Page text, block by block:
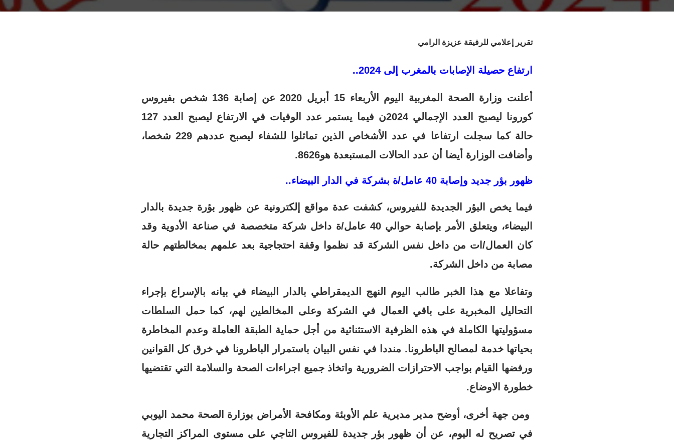
تقرير إعلامي للرفيقة عزيزة الرامي
ارتفاع حصيلة الإصابات بالمغرب إلى 2024..
أعلنت وزارة الصحة المغربية اليوم الأربعاء 15 أبريل 2020 عن إصابة 136 شخص بفيروس
كورونا ليصبح العدد الإجمالي 2024ن فيما يستمر عدد الوفيات في الارتفاع ليصبح العدد 127
حالة كما سجلت ارتفاعا في عدد الأشخاص الذين تماثلوا للشفاء ليصبح عددهم 229 شخصا،
وأضافت الوزارة أيضا أن عدد الحالات المستبعدة هو8626.
ظهور بؤر جديد وإصابة 40 عامل/ة بشركة في الدار البيضاء..
فيما يخص البؤر الجديدة للفيروس، كشفت عدة مواقع إلكترونية عن ظهور بؤرة جديدة بالدار
البيضاء، ويتعلق الأمر بإصابة حوالي 40 عامل/ة داخل شركة متخصصة في صناعة الأدوية وقد
كان العمال/ات من داخل نفس الشركة قد نظموا وقفة احتجاجية بعد علمهم بمخالطتهم حالة
مصابة من داخل الشركة.
وتفاعلا مع هذا الخبر طالب اليوم النهج الديمقراطي بالدار البيضاء في بيانه بالإسراع بإجراء
التحاليل المخبرية على باقي العمال في الشركة وعلى المخالطين لهم، كما حمل السلطات
مسؤوليتها الكاملة في هذه الظرفية الاستثنائية من أجل حماية الطبقة العاملة وعدم المخاطرة
بحياتها خدمة لمصالح الباطرونا. منددا في نفس البيان باستمرار الباطرونا في خرق كل القوانين
ورفضها القيام بواجب الاحترازات الضرورية واتخاذ جميع اجراءات الصحة والسلامة التي تقتضيها
خطورة الاوضاع.
ومن جهة أخرى، أوضح مدير مديرية علم الأوبئة ومكافحة الأمراض بوزارة الصحة محمد اليوبي
في تصريح له اليوم، عن أن ظهور بؤر جديدة للفيروس التاجي على مستوى المراكز التجارية